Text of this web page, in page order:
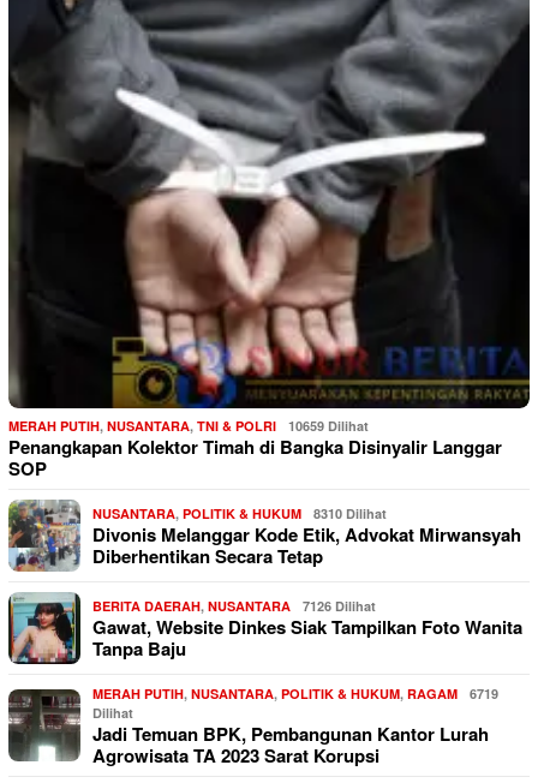
MERAH PUTIH, NUSANTARA, TNI & POLRI 10659 Dilihat
Penangkapan Kolektor Timah di Bangka Disinyalir Langgar
SOP
NUSANTARA, POLITIK & HUKUM 8310 Dilihat
Divonis Melanggar Kode Etik, Advokat Mirwansyah
Diberhentikan Secara Tetap
BERITA DAERAH, NUSANTARA 7126 Dilihat
Gawat, Website Dinkes Siak Tampilkan Foto Wanita
Tanpa Baju
MERAH PUTIH, NUSANTARA, POLITIK & HUKUM, RAGAM
6719
Dilihat
Jadi Temuan BPK, Pembangunan Kantor Lurah
Agrowisata TA 2023 Sarat Korupsi